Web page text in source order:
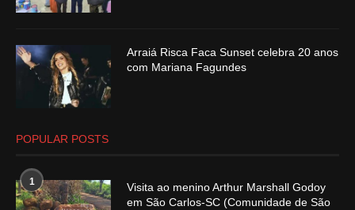
Arraiá Risca Faca Sunset celebra 20 anos
com Mariana Fagundes
POPULAR POSTS
1
Visita ao menino Arthur Marshall Godoy
em São Carlos-SC (Comunidade de São